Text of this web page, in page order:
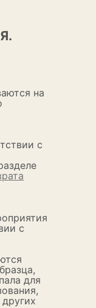
на
с
с
для